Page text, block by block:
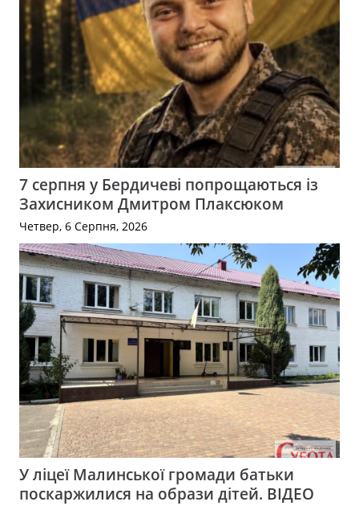
7 серпня у Бердичеві попрощаються із
Захисником Дмитром Плаксюком
Четвер, 6 Серпня, 2026
У ліцеї Малинської громади батьки
поскаржилися на образи дітей. ВІДЕО